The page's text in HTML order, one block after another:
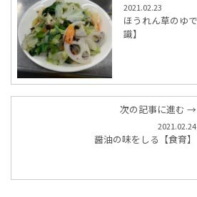
2021.02.23
ほうれん草のゆ
識】
次の記事に進む →
2021.02.24
醤油の味をしる【食育】